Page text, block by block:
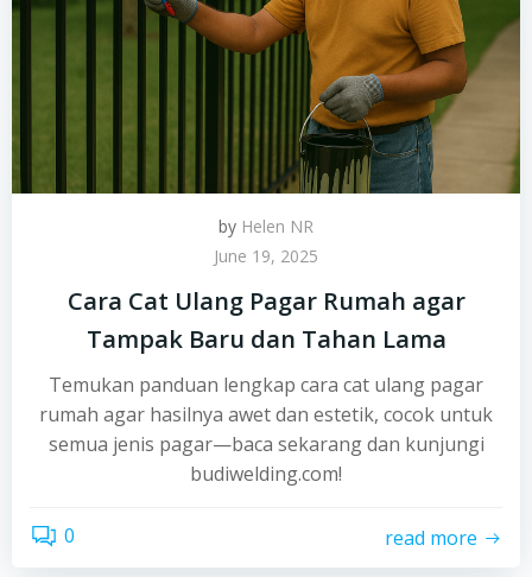
by Helen NR
June 19, 2025
Cara Cat Ulang Pagar Rumah agar
Tampak Baru dan Tahan Lama
Temukan panduan lengkap cara cat ulang pagar
rumah agar hasilnya awet dan estetik, cocok untuk
semua jenis pagar—baca sekarang dan kunjungi
budiwelding.com!
0 read more